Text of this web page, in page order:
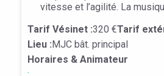
vitesse et l’agilité. La
Tarif Vésinet :320 €Tarif
Lieu :MJC bât. principal
Horaires & Animateur